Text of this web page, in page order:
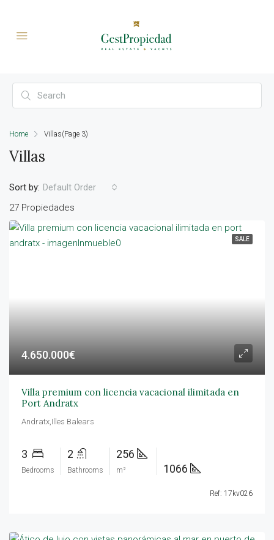
Home Villas(Page 3)
Villas
27 Propiedades
Sort by: Default Order
SALE
4.650.000€
Villa premium con licencia vacacional ilimitada en
Port Andratx
Andratx,Illes Balears
3
Bedrooms
2
Bathrooms
256
m² 1066
Ref: 17kv026